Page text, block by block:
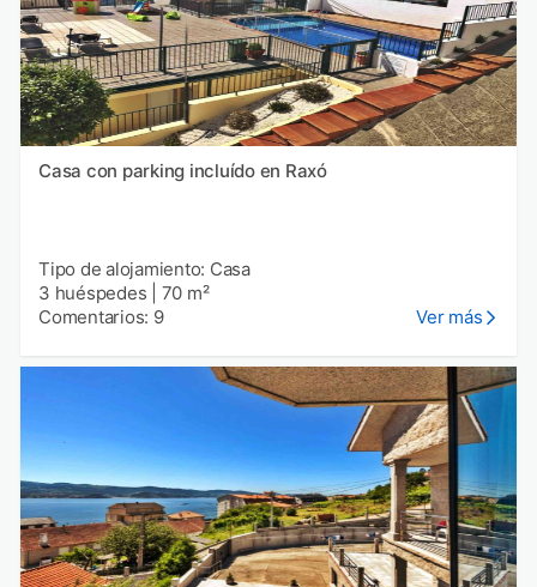
Casa con parking incluído en Raxó
Tipo de alojamiento: Casa
3 huéspedes
70 m²
Comentarios: 9
Ver más